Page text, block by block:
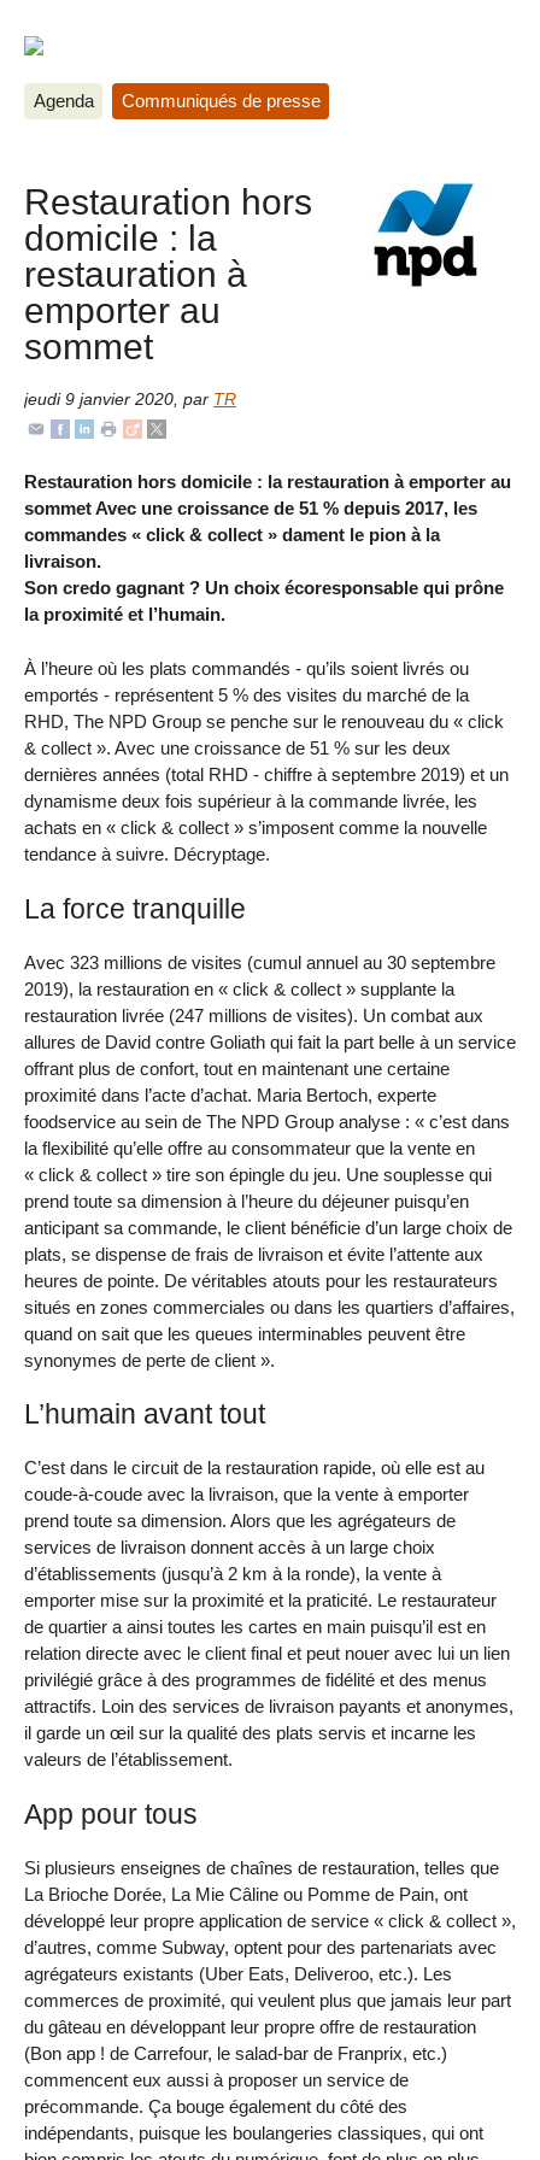
Agenda Communiqués de presse
Restauration hors
domicile : la
restauration à
emporter au
sommet
jeudi 9 janvier 2020, par TR
Restauration hors domicile : la restauration à emporter au
sommet Avec une croissance de 51 % depuis 2017, les
commandes « click & collect » dament le pion à la
livraison.
Son credo gagnant ? Un choix écoresponsable qui prône
la proximité et l’humain.
À l’heure où les plats commandés - qu’ils soient livrés ou
emportés - représentent 5 % des visites du marché de la
RHD, The NPD Group se penche sur le renouveau du « click
& collect ». Avec une croissance de 51 % sur les deux
dernières années (total RHD - chiffre à septembre 2019) et un
dynamisme deux fois supérieur à la commande livrée, les
achats en « click & collect » s’imposent comme la nouvelle
tendance à suivre. Décryptage.
La force tranquille
Avec 323 millions de visites (cumul annuel au 30 septembre
2019), la restauration en « click & collect » supplante la
restauration livrée (247 millions de visites). Un combat aux
allures de David contre Goliath qui fait la part belle à un service
offrant plus de confort, tout en maintenant une certaine
proximité dans l’acte d’achat. Maria Bertoch, experte
foodservice au sein de The NPD Group analyse : « c’est dans
la flexibilité qu’elle offre au consommateur que la vente en
« click & collect » tire son épingle du jeu. Une souplesse qui
prend toute sa dimension à l’heure du déjeuner puisqu’en
anticipant sa commande, le client bénéficie d’un large choix de
plats, se dispense de frais de livraison et évite l’attente aux
heures de pointe. De véritables atouts pour les restaurateurs
situés en zones commerciales ou dans les quartiers d’affaires,
quand on sait que les queues interminables peuvent être
synonymes de perte de client ».
L’humain avant tout
C’est dans le circuit de la restauration rapide, où elle est au
coude-à-coude avec la livraison, que la vente à emporter
prend toute sa dimension. Alors que les agrégateurs de
services de livraison donnent accès à un large choix
d’établissements (jusqu’à 2 km à la ronde), la vente à
emporter mise sur la proximité et la praticité. Le restaurateur
de quartier a ainsi toutes les cartes en main puisqu’il est en
relation directe avec le client final et peut nouer avec lui un lien
privilégié grâce à des programmes de fidélité et des menus
attractifs. Loin des services de livraison payants et anonymes,
il garde un œil sur la qualité des plats servis et incarne les
valeurs de l’établissement.
App pour tous
Si plusieurs enseignes de chaînes de restauration, telles que
La Brioche Dorée, La Mie Câline ou Pomme de Pain, ont
développé leur propre application de service « click & collect »,
d’autres, comme Subway, optent pour des partenariats avec
agrégateurs existants (Uber Eats, Deliveroo, etc.). Les
commerces de proximité, qui veulent plus que jamais leur part
du gâteau en développant leur propre offre de restauration
(Bon app ! de Carrefour, le salad-bar de Franprix, etc.)
commencent eux aussi à proposer un service de
précommande. Ça bouge également du côté des
indépendants, puisque les boulangeries classiques, qui ont